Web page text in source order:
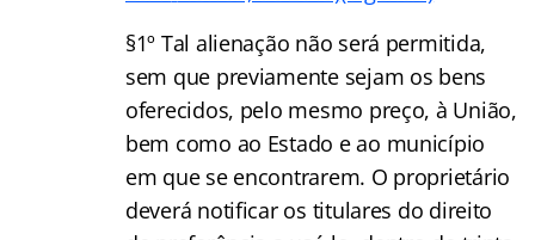
§1º Tal alienação não será permitida,
sem que previamente sejam os bens
oferecidos, pelo mesmo preço, à União,
bem como ao Estado e ao município
em que se encontrarem. O proprietário
deverá notificar os titulares do direito